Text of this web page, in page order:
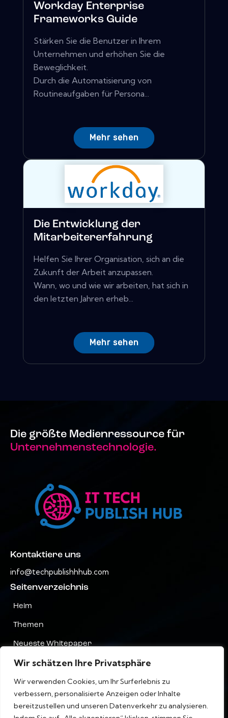
Wir schätzen Ihre Privatsphäre
Wir verwenden Cookies, um Ihr Surferlebnis zu
verbessern, personalisierte Anzeigen oder Inhalte
bereitzustellen und unseren Datenverkehr zu analysieren.
Workday Enterprise
Frameworks Guide
Stärken Sie die Benutzer in Ihrem
Unternehmen und erhöhen Sie die
Beweglichkeit.
Durch die Automatisierung von
Routineaufgaben für Persona...
Mehr sehen
Die Entwicklung der
Mitarbeitererfahrung
Helfen Sie Ihrer Organisation, sich an die
Zukunft der Arbeit anzupassen.
Wann, wo und wie wir arbeiten, hat sich in
den letzten Jahren erheb...
Mehr sehen
Die größte Medienressource für
Unternehmenstechnologie.
Kontaktiere uns
info@techpublishhhub.com
Seitenverzeichnis
Heim
Themen
Neueste Whitepaper
Unternehmen AZ
Kontaktiere uns